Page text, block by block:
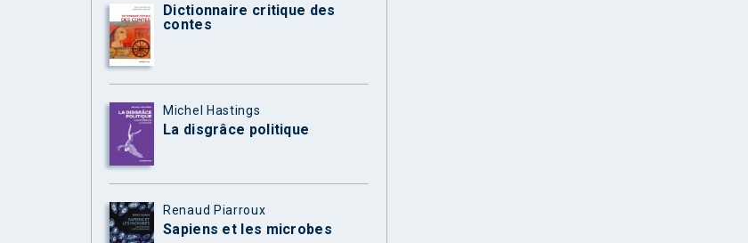
Dictionnaire critique des
contes
Michel Hastings
La disgrâce politique
Renaud Piarroux
Sapiens et les microbes